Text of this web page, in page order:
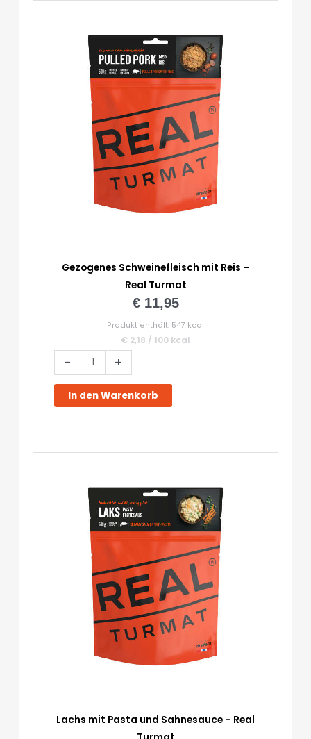
Gezogenes Schweinefleisch mit Reis –
Real Turmat
€11,95
Produkt enthält: 547 kcal
€ 2,18 / 100 kcal
-
Gezogenes
Schweinefleisch
mit
Reis
+
In den Warenkorb
Lachs mit Pasta und Sahnesauce – Real